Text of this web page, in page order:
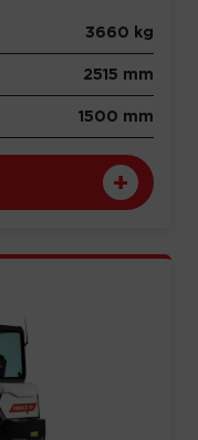
3660 kg
2515 mm
1500 mm